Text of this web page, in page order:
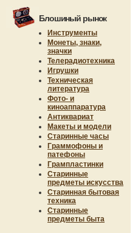
Блошиный рынок
Инструменты
Монеты, знаки,
значки
Телерадиотехника
Игрушки
Техническая
литература
Фото- и
киноаппаратура
Антиквариат
Макеты и модели
Старинные часы
Граммофоны и
патефоны
Грампластинки
Старинные
предметы искусства
Старинная бытовая
техника
Старинные
предметы быта